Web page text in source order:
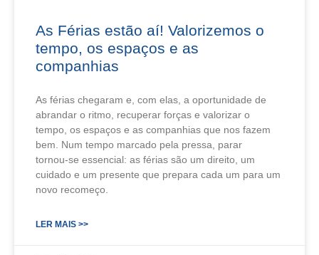
As Férias estão aí! Valorizemos o
tempo, os espaços e as
companhias
As férias chegaram e, com elas, a oportunidade de
abrandar o ritmo, recuperar forças e valorizar o
tempo, os espaços e as companhias que nos fazem
bem. Num tempo marcado pela pressa, parar
tornou‑se essencial: as férias são um direito, um
cuidado e um presente que prepara cada um para um
novo recomeço.
LER MAIS >>